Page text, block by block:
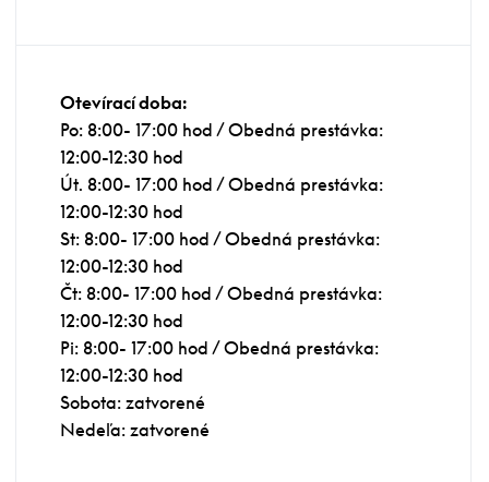
Otevírací doba:
Po: 8:00- 17:00 hod / Obedná prestávka:
12:00-12:30 hod
Út. 8:00- 17:00 hod / Obedná prestávka:
12:00-12:30 hod
St: 8:00- 17:00 hod / Obedná prestávka:
12:00-12:30 hod
Čt: 8:00- 17:00 hod / Obedná prestávka:
12:00-12:30 hod
Pi: 8:00- 17:00 hod / Obedná prestávka:
12:00-12:30 hod
Sobota: zatvorené
Nedeľa: zatvorené